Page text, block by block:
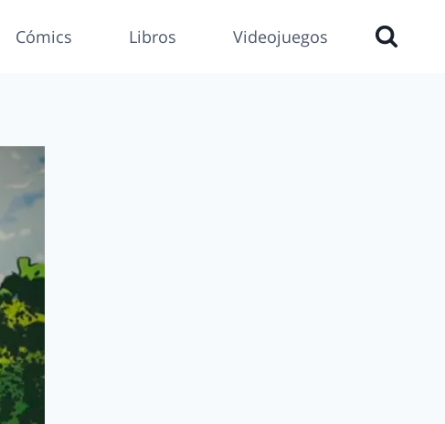
Cómics Libros Videojuegos